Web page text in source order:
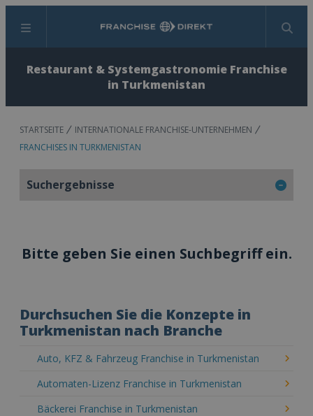
Menü Suchen
Restaurant & Systemgastronomie Franchise
in Turkmenistan
STARTSEITE
INTERNATIONALE FRANCHISE-UNTERNEHMEN
FRANCHISES IN TURKMENISTAN
Suchergebnisse
Bitte geben Sie einen Suchbegriff ein.
Durchsuchen Sie die Konzepte in
Turkmenistan nach Branche
Auto, KFZ & Fahrzeug Franchise in Turkmenistan
Automaten-Lizenz Franchise in Turkmenistan
Bäckerei Franchise in Turkmenistan